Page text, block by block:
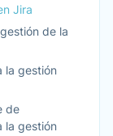
Jira
de la
la gestión
de
la gestión